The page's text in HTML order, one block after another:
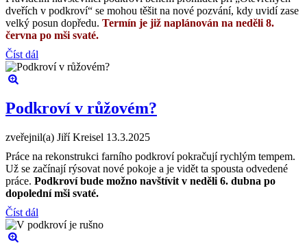
dveřích v podkroví“ se mohou těšit na nové pozvání, kdy uvidí zase
velký posun dopředu. Termín je již naplánován na neděli 8.
června po mši svaté.
Číst dál
Podkroví v růžovém?
zveřejnil(a) Jiří Kreisel 13.3.2025
Práce na rekonstrukci farního podkroví pokračují rychlým tempem.
Už se začínají rýsovat nové pokoje a je vidět ta spousta odvedené
práce. Podkroví bude možno navštívit v neděli 6. dubna po
dopolední mši svaté.
Číst dál